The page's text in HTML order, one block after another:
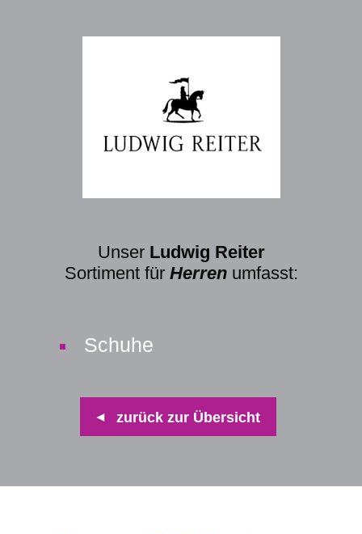
Unser Ludwig Reiter
Sortiment für Herrenumfasst:
Schuhe
zurück zur Übersicht